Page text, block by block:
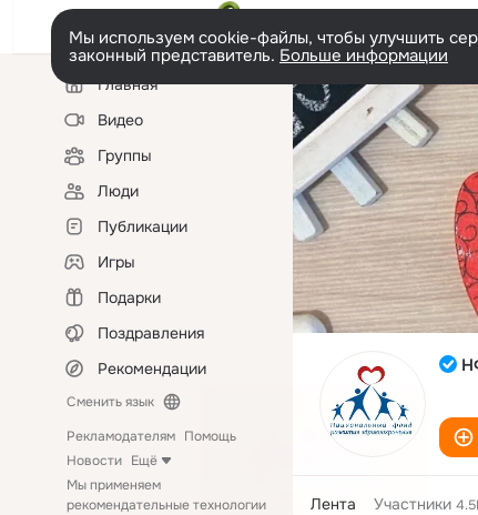
Мы используем cookie-файлы, чтобы улучшить
законный представитель. Больше информации
Левая
колонкаГлавная
Видео
Группы
Люди
Публикации
Игры
Подарки
Поздравления
Рекомендации
Сменить язык
Рекламодателям Помощь
Новости Ещё
Мы применяем
рекомендательные технологии
Лента Участники